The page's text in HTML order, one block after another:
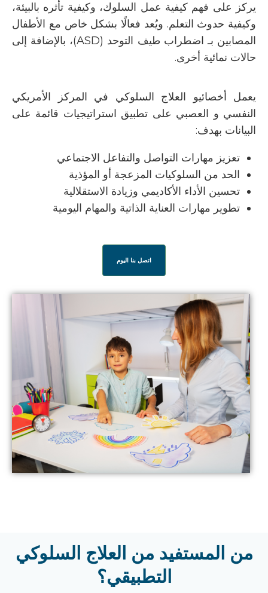
يركز على فهم كيفية عمل السلوك، وكيفية تأثره بالبيئة،
وكيفية حدوث التعلم. ويُعد فعالًا بشكل خاص مع الأطفال
المصابين بـ اضطراب طيف التوحد (ASD
)، بالإضافة إلى
حالات نمائية أخرى.
يعمل أخصائيو العلاج السلوكي في المركز الأمريكي
النفسي و العصبي على تطبيق استراتيجيات قائمة على
البيانات بهدف:
تعزيز مهارات التواصل والتفاعل الاجتماعي
الحد من السلوكيات المزعجة أو المؤذية
تحسين الأداء الأكاديمي وزيادة الاستقلالية
تطوير مهارات العناية الذاتية والمهام اليومية
اتصل بنا اليوم
من المستفيد من العلاج السلوكي
التطبيقي؟